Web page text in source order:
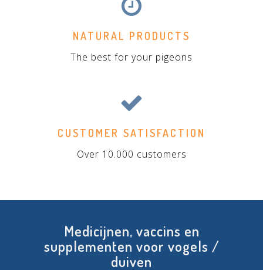
NATURAL PRODUCTS
The best for your pigeons
CUSTOMER SATISFACTION
Over 10.000 customers
Medicijnen, vaccins en
supplementen voor vogels /
duiven